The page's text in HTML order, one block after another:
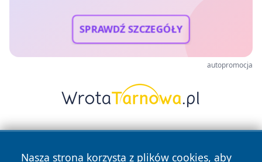
SPRAWDŹ SZCZEGÓŁY
autopromocja
Nasza strona korzysta z plików cookies, aby